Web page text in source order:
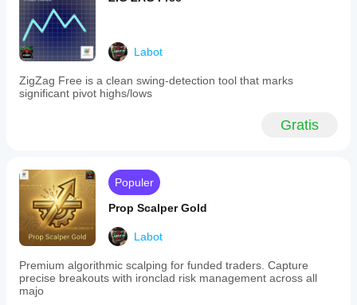
value
liquidity
zones
support
decisions
but
is
intended
to
be
combined
with
other
analysis
tools
like
support/resistance,
Labot
ZigZag Free is a clean swing-detection tool that marks
significant pivot highs/lows
Gratis
Populer
Prop Scalper Gold
Labot
Premium algorithmic scalping for funded traders. Capture
precise breakouts with ironclad risk management across all
majo